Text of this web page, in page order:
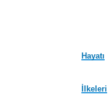
Hayatı
İlkeleri